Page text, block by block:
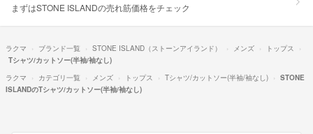
まずはSTONE ISLANDの売れ筋価格をチェック
ラクマ ブランド一覧 STONE ISLAND（ストーンアイランド） メンズ
トップス
Tシャツ/カットソー(半袖/袖なし)
ラクマ
カテゴリ一覧 メンズ トップス Tシャツ/カットソー(半袖/袖なし)
STONE
ISLANDのTシャツ/カットソー(半袖/袖なし)